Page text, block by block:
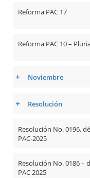
Reforma PAC 17
Reforma PAC 10 –
+ Noviembre
+ Resolución
Resolución No. 0196,
PAC-2025
Resolución No. 0186 –
PAC 2025